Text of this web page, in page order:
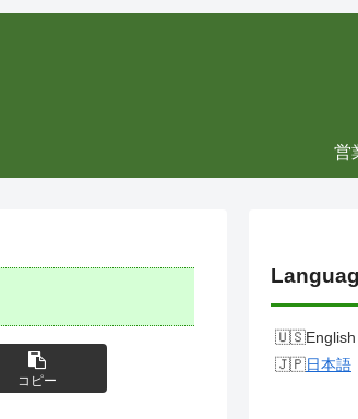
営
コピー
English
日本語